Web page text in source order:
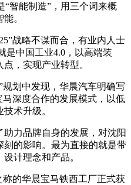
“智能制造”，用三个词来概
。
战略不谋而合，有业内人士
是中国工业4.0，以高端装
，实现产业转型。
划中发现，华晨汽车明确写
深度合作的发展模式，以低
术升级。
力品牌自身的发展，对沈阳
的影响。最为直接的就是带
计理念和产品。
的华晨宝马铁西工厂正式获